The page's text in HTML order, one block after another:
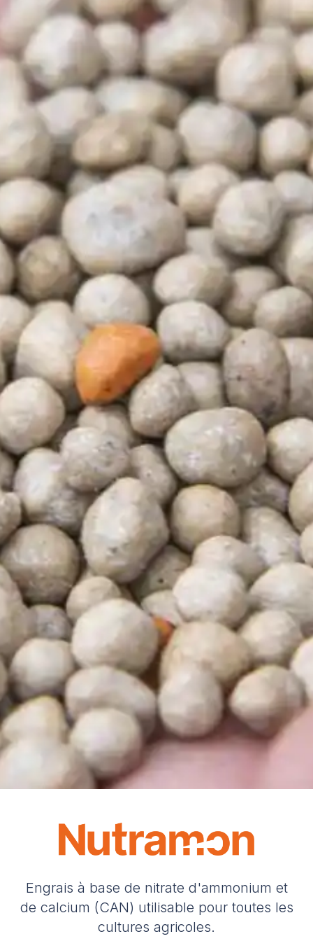
Engrais à base de nitrate d'ammonium et
de calcium (CAN) utilisable pour toutes les
cultures agricoles.